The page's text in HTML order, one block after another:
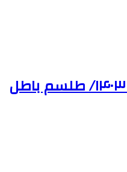
دوچرخه‌سواری در سال ۱۴۰۳/ طلسم باطل